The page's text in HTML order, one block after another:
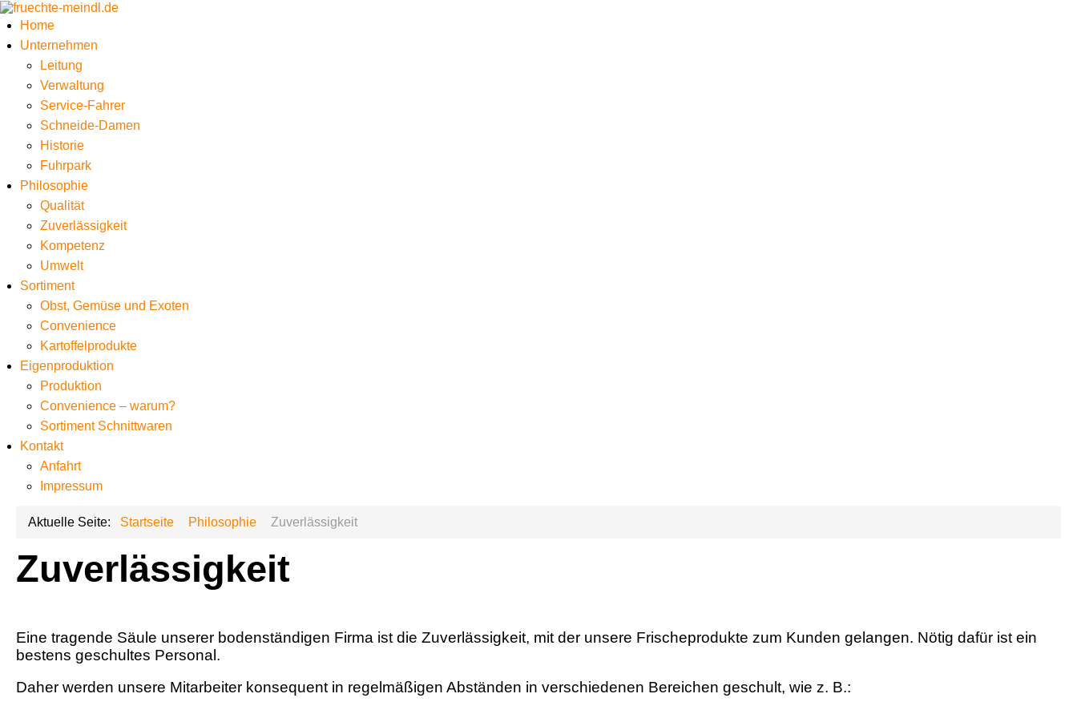
Home
Unternehmen
Leitung
Verwaltung
Service-Fahrer
Schneide-Damen
Historie
Fuhrpark
Philosophie
Qualität
Zuverlässigkeit
Kompetenz
Umwelt
Sortiment
Obst, Gemüse und Exoten
Convenience
Kartoffelprodukte
Eigenproduktion
Produktion
Convenience – warum?
Sortiment Schnittwaren
Kontakt
Anfahrt
Impressum
Aktuelle Seite: Startseite Philosophie Zuverlässigkeit
Zuverlässigkeit
Eine tragende Säule unserer bodenständigen Firma ist die Zuverlässigkeit, mit der unsere Frischeprodukte zum Kunden gelangen. Nötig dafür ist ein
bestens geschultes Personal.
Daher werden unsere Mitarbeiter konsequent in regelmäßigen Abständen in verschiedenen Bereichen geschult, wie z. B.: